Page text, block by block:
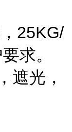
25KG/
求。
遮光，